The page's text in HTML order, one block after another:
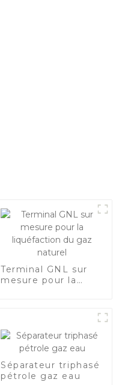
Terminal GNL sur
mesure pour la
Séparateur triphasé
pétrole gaz eau